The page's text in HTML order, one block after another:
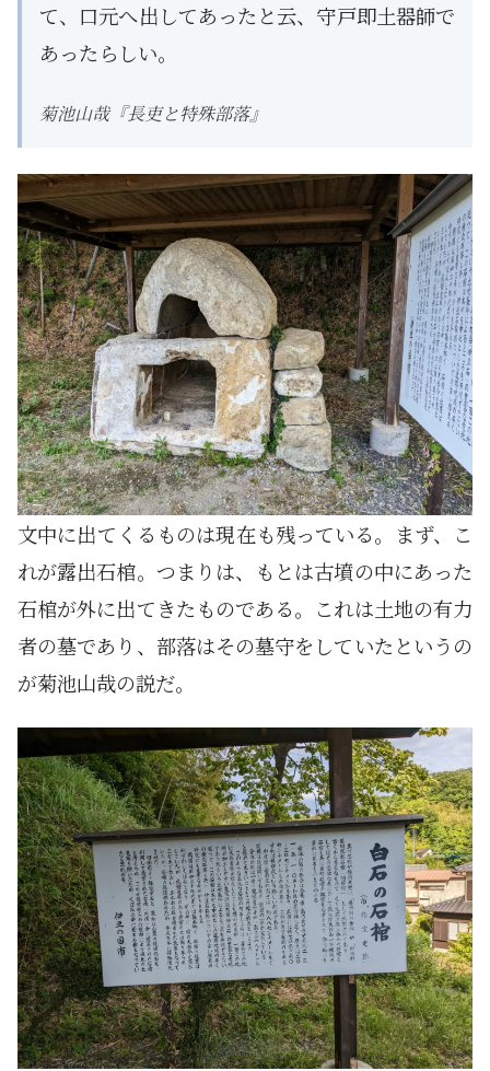
て、口元へ出してあったと云、守戸即土器師で
あったらしい。
菊池山哉『長吏と特殊部落』
文中に出てくるものは現在も残っている。まず、こ
れが露出石棺。つまりは、もとは古墳の中にあった
石棺が外に出てきたものである。これは土地の有力
者の墓であり、部落はその墓守をしていたというの
が菊池山哉の説だ。